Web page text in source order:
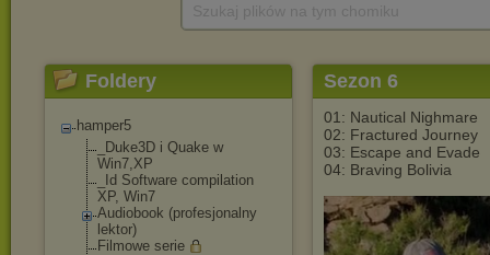
Foldery
hamper5
_Duke3D i Quake w
Win7,XP
_Id Software compilation
XP, Win7
Audiobook (profesjonalny
lektor)
Filmowe serie
Sezon 6
01: Nautical Nighmare
02: Fractured Journey
03: Escape and Evade
04: Braving Bolivia